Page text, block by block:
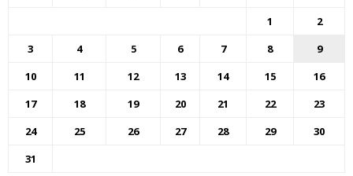
1
2
3
4 5 6 7 8
9
10
11 12 13 14 15
16
17
18 19 20 21 22
23
24
25 26 27 28 29
30
31